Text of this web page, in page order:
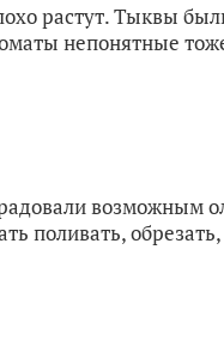
растут. Тыквы
непонятные
возможным
поливать,